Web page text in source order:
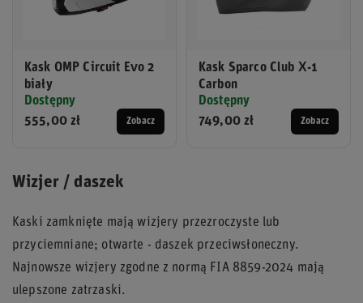
Kask OMP Circuit Evo 2
biały
Dostępny
555,00 zł
Zobacz
Kask Sparco Club X-1
Carbon
Dostępny
749,00 zł
Zobacz
Wizjer / daszek
Kaski zamknięte mają wizjery przezroczyste lub
przyciemniane; otwarte - daszek przeciwsłoneczny.
Najnowsze wizjery zgodne z normą FIA 8859-2024 mają
ulepszone zatrzaski.